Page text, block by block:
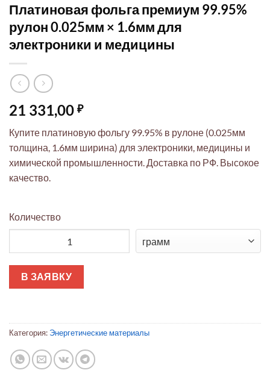
Платиновая фольга премиум 99.95%
рулон 0.025мм × 1.6мм для
электроники и медицины
21 331,00 ₽
Купите платиновую фольгу 99.95% в рулоне (0.025мм
толщина, 1.6мм ширина) для электроники, медицины и
химической промышленности. Доставка по РФ. Высокое
качество.
Количество
В ЗАЯВКУ
Категория: Энергетические материалы